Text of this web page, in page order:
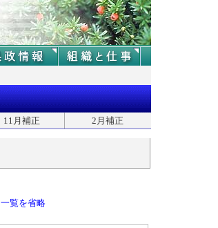
11月補正 2月補正
一覧を省略